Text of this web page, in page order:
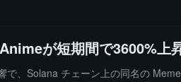
が短期間で3600%上
、Solana チェーン上の同名の